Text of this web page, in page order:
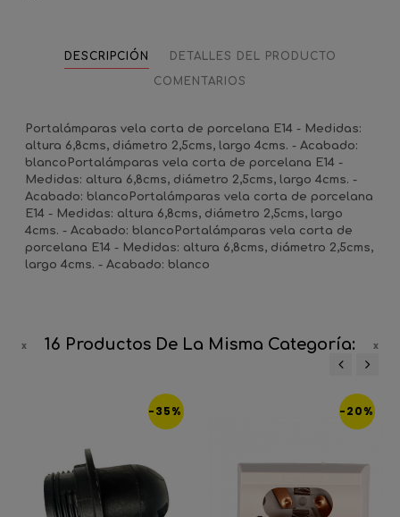
DESCRIPCIÓN
DETALLES DEL PRODUCTO
COMENTARIOS
Portalámparas vela corta de porcelana E14 - Medidas:
altura 6,8cms, diámetro 2,5cms, largo 4cms. - Acabado:
blancoPortalámparas vela corta de porcelana E14 -
Medidas: altura 6,8cms, diámetro 2,5cms, largo 4cms. -
Acabado: blancoPortalámparas vela corta de porcelana
E14 - Medidas: altura 6,8cms, diámetro 2,5cms, largo
4cms. - Acabado: blancoPortalámparas vela corta de
porcelana E14 - Medidas: altura 6,8cms, diámetro 2,5cms,
largo 4cms. - Acabado: blanco
16 Productos De La Misma Categoría:
-35% -20%